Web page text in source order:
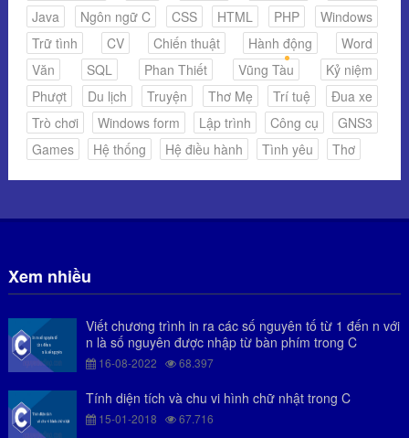
Java
Ngôn ngữ C CSS HTML PHP
Windows
Trữ tình
CV Chiến thuật Hành động
Word
Văn
SQL Phan Thiết Vũng Tàu
Kỷ niệm
Phượt
Du lịch Truyện Thơ Mẹ Trí tuệ
Đua xe
Trò chơi
Windows form Lập trình Công cụ
GNS3
Games
Hệ thống Hệ điều hành Tình yêu Thơ
Xem nhiều
Viết chương trình in ra các số nguyên tố từ 1 đến n với
n là số nguyên được nhập từ bàn phím trong C
16-08-2022 68.397
Tính diện tích và chu vi hình chữ nhật trong C
15-01-2018 67.716